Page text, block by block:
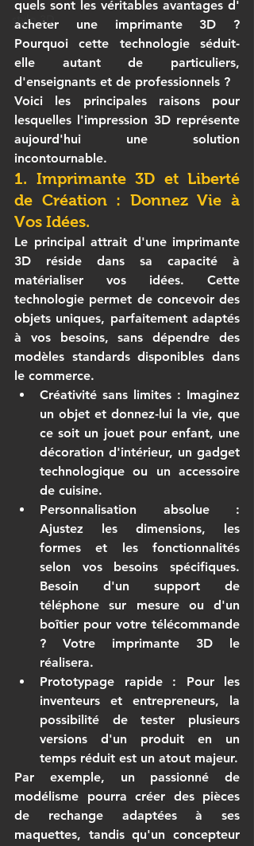
stylo 3D
acheter une imprimante 3D ?
Pourquoi cette technologie séduit-
elle autant de particuliers,
d'enseignants et de professionnels ?
Voici les principales raisons pour
lesquelles l'impression 3D représente
aujourd'hui une solution
incontournable.
1. Imprimante 3D et Liberté
de Création : Donnez Vie à
Vos Idées.
Le principal attrait d'une imprimante
3D réside dans sa capacité à
matérialiser vos idées. Cette
technologie permet de concevoir des
objets uniques, parfaitement adaptés
à vos besoins, sans dépendre des
modèles standards disponibles dans
le commerce.
Créativité sans limites : Imaginez
un objet et donnez-lui la vie, que
ce soit un jouet pour enfant, une
décoration d'intérieur, un gadget
technologique ou un accessoire
de cuisine.
Personnalisation absolue :
Ajustez les dimensions, les
formes et les fonctionnalités
selon vos besoins spécifiques.
Besoin d'un support de
téléphone sur mesure ou d'un
boîtier pour votre télécommande
? Votre imprimante 3D le
réalisera.
Prototypage rapide : Pour les
inventeurs et entrepreneurs, la
possibilité de tester plusieurs
versions d'un produit en un
temps réduit est un atout majeur.
Par exemple, un passionné de
modélisme pourra créer des pièces
de rechange adaptées à ses
maquettes, tandis qu'un concepteur